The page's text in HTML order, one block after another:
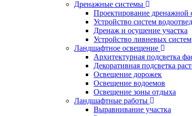
Дренажные системы
Проектирование дренажной
Устройство систем
Дренаж и осушение участка
Устройство ливневых систем
Ландшафтное освещение
Архитектурная подсветка
Декоративная подсветка
Освещение дорожек
Освещение водоемов
Освещение зоны отдыха
Ландшафтные работы
Выравнивание участка